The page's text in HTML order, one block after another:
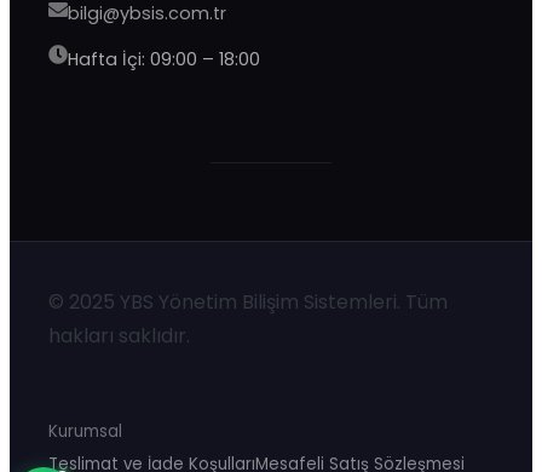
bilgi@ybsis.com.tr
Hafta İçi: 09:00 – 18:00
© 2025 YBS Yönetim Bilişim Sistemleri. Tüm
hakları saklıdır.
Kurumsal
Teslimat ve İade KoşullarıMesafeli Satış Sözleşmesi